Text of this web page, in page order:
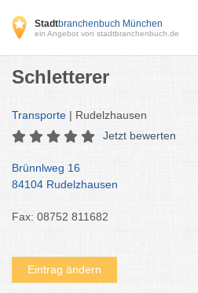
Stadtbranchenbuch München
ein Angebot von stadtbranchenbuch.de
Schletterer
Transporte | Rudelzhausen
Jetzt bewerten
Brünnlweg 16
84104 Rudelzhausen
Fax: 08752 811682
Eintrag ändern